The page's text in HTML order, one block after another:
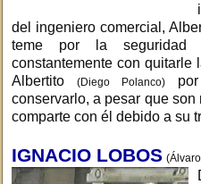
del ingeniero comercial,
teme por la
constantemente con
Albertito
(Diego Polanco)
conservarlo, a pesar que
comparte con él debido a su
IGNACIO LOBOS